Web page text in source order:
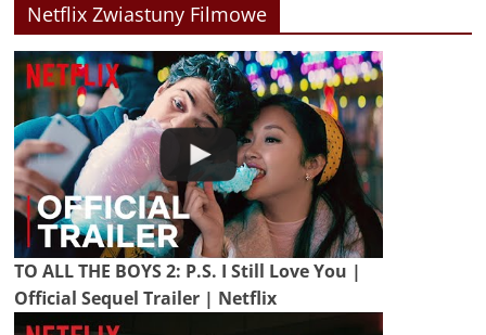
Netflix Zwiastuny Filmowe
TO ALL THE BOYS 2: P.S. I Still Love You |
Official Sequel Trailer | Netflix